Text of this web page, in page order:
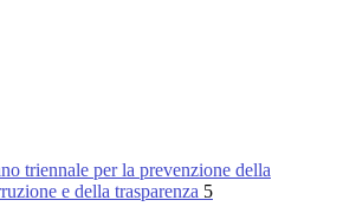
triennale per la prevenzione della
e della trasparenza 5